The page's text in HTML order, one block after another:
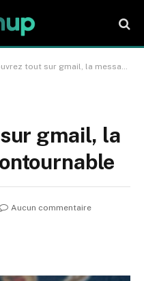
tout sur gmail, la messagerie incontournable
gmail, la
Aucun commentaire